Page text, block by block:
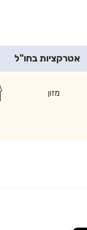
אטרקציות בחו"ל
מזון